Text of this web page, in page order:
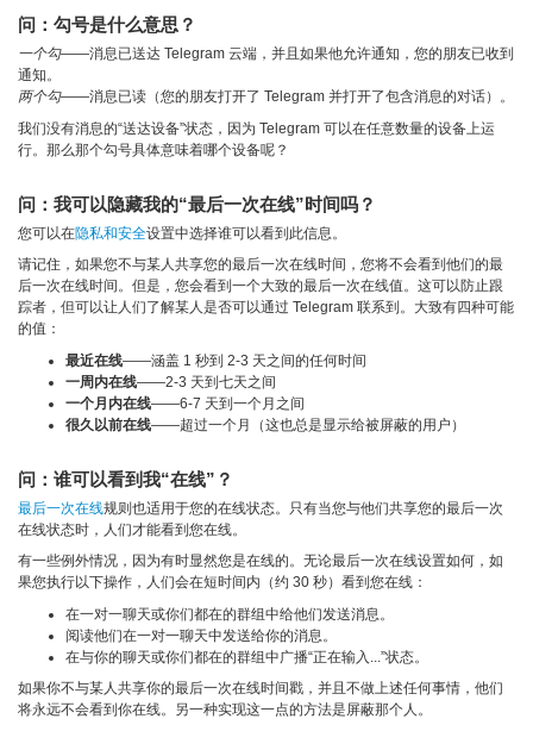
问：勾号是什么意思？
一个勾——消息已送达 Telegram 云端，并且如果他允许通知，您的朋友已收到
通知。
两个勾——消息已读（您的朋友打开了 Telegram 并打开了包含消息的对话）。
我们没有消息的“送达设备”状态，因为 Telegram 可以在任意数量的设备上运
行。那么那个勾号具体意味着哪个设备呢？
问：我可以隐藏我的“最后一次在线”时间吗？
您可以在隐私和安全设置中选择谁可以看到此信息。
请记住，如果您不与某人共享您的最后一次在线时间，您将不会看到他们的最
后一次在线时间。但是，您会看到一个大致的最后一次在线值。这可以防止跟
踪者，但可以让人们了解某人是否可以通过 Telegram 联系到。大致有四种可能
的值：
最近在线——涵盖 1 秒到 2-3 天之间的任何时间
一周内在线——2-3 天到七天之间
一个月内在线——6-7 天到一个月之间
很久以前在线——超过一个月（这也总是显示给被屏蔽的用户）
问：谁可以看到我“在线”？
最后一次在线规则也适用于您的在线状态。只有当您与他们共享您的最后一次
在线状态时，人们才能看到您在线。
有一些例外情况，因为有时显然您是在线的。无论最后一次在线设置如何，如
果您执行以下操作，人们会在短时间内（约 30 秒）看到您在线：
在一对一聊天或你们都在的群组中给他们发送消息。
阅读他们在一对一聊天中发送给你的消息。
在与你的聊天或你们都在的群组中广播“正在输入...”状态。
如果你不与某人共享你的最后一次在线时间戳，并且不做上述任何事情，他们
将永远不会看到你在线。另一种实现这一点的方法是屏蔽那个人。